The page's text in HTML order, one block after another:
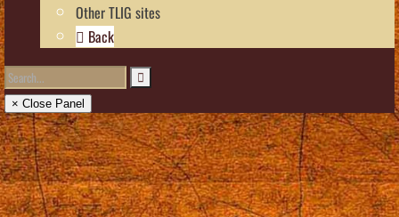
Other TLIG sites
Back
× Close Panel